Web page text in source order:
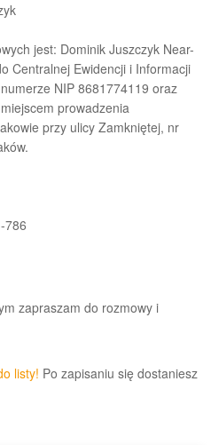
jest: Dominik Juszczyk Near-
Centralnej Ewidencji i Informacji
NIP 8681774119 oraz
prowadzenia
przy ulicy Zamkniętej, nr
786
zapraszam do rozmowy i
listy! Po zapisaniu się dostaniesz